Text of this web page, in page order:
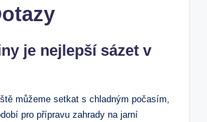
je nejlepší sázet v
můžeme setkat s chladným počasím,
pro přípravu zahrady na jarní